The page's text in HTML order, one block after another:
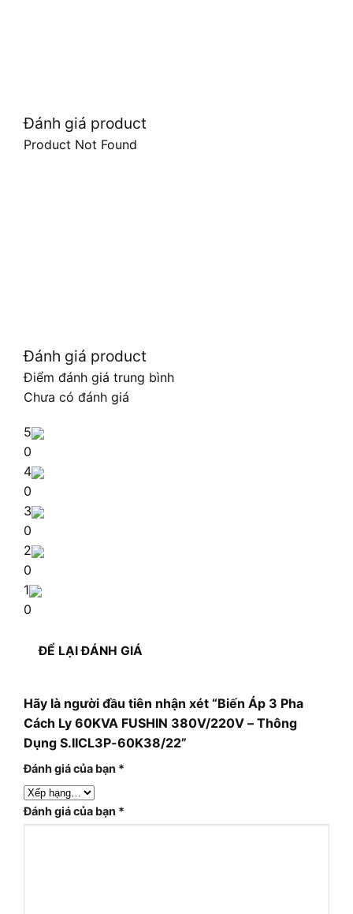
Đánh giá product
Product Not Found
Đánh giá product
Điểm đánh giá trung bình
Chưa có đánh giá
5
0
4
0
3
0
2
0
1
0
ĐỂ LẠI ĐÁNH GIÁ
Hãy là người đầu tiên nhận xét “Biến Áp 3 Pha
Cách Ly 60KVA FUSHIN 380V/220V – Thông
Dụng S.IICL3P-60K38/22”
Đánh giá của bạn *
Đánh giá của bạn *